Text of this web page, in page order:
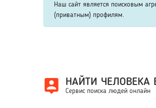
Наш сайт является поисковым
(приватным) профилям.
НАЙТИ
Сервис поиска людей онлайн